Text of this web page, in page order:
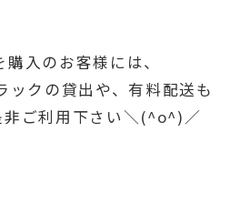
入のお客様には、
ックの貸出や、有料配送も
非ご利用下さい＼(^o^)／